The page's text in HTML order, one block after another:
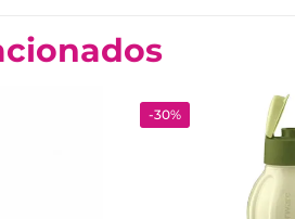
-30%